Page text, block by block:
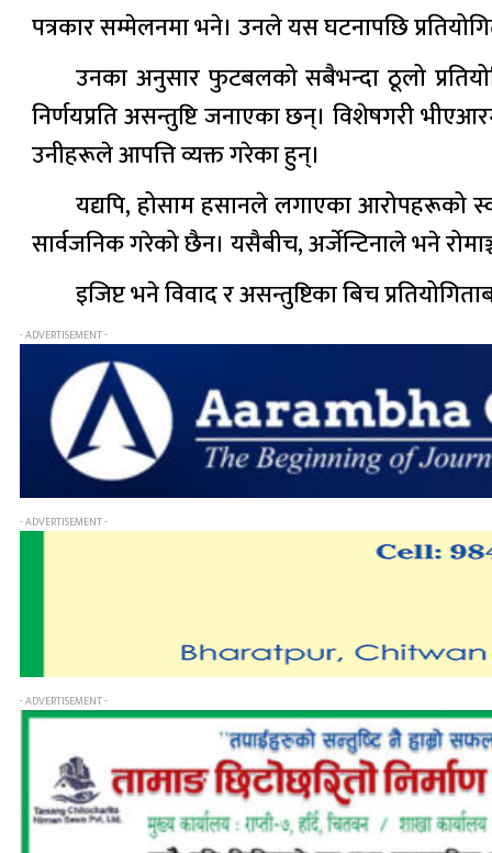
पत्रकार सम्मेलनमा भने। उनले यस घटनापछि
उनका अनुसार फुटबलको सबैभन्दा ठूलो
निर्णयप्रति असन्तुष्टि जनाएका छन्। विशेषगरी
उनीहरूले आपत्ति व्यक्त गरेका हुन्।
यद्यपि, होसाम हसानले लगाएका आरोपहरूको
सार्वजनिक गरेको छैन। यसैबीच, अर्जेन्टिनाले भने
इजिप्ट भने विवाद र असन्तुष्टिका बिच
- ADVERTISEMENT -
- ADVERTISEMENT -
- ADVERTISEMENT -